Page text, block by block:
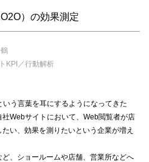
）の効果測定
鶴
KPI／行動解析
う言葉を耳にするようになってきた
Webサイトにおいて、Web閲覧者が店
い、効果を測りたいという企業が増え
、ショールームや店舗、営業所などへ